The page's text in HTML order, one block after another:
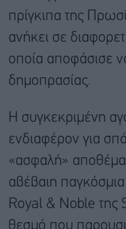
πρίγκιπα της
ανήκει σε
οποία αποφάσισε
δημοπρασίας.
Η συγκεκριμένη
ενδιαφέρον για
«ασφαλή»
αβέβαιη
Royal & Noble της
θεσμό που